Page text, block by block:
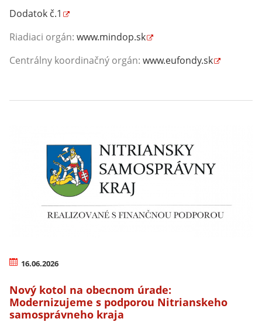
Dodatok č.1
Riadiaci orgán: www.mindop.sk
Centrálny koordinačný orgán: www.eufondy.sk
16.06.2026
Nový kotol na obecnom úrade:
Modernizujeme s podporou Nitrianskeho
samosprávneho kraja